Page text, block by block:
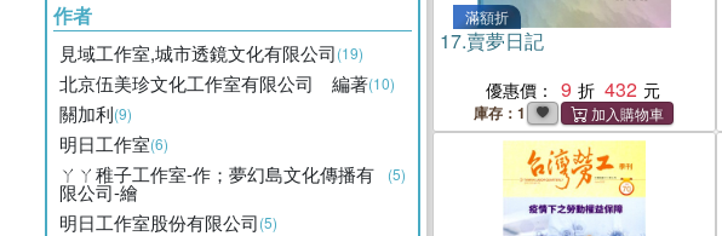
作者
見域工作室,城市透鏡文化有限公司(19)
北京伍美珍文化工作室有限公司 編著(10)
關加利(9)
明日工作室(6)
ㄚㄚ稚子工作室-作；夢幻島文化傳播有
限公司-繪
(5)
明日工作室股份有限公司(5)
滿額折
17.賣夢日記
優惠價： 9 432
庫存：1